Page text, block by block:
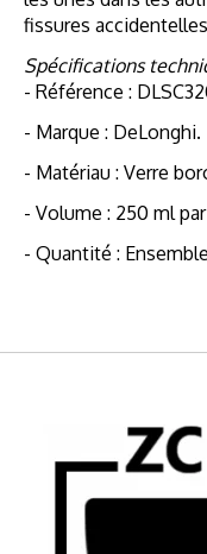
fissures
Spécifications
- Référence :
- Marque : DeLonghi.
- Matériau : Verre
- Volume : 250 ml
- Quantité :